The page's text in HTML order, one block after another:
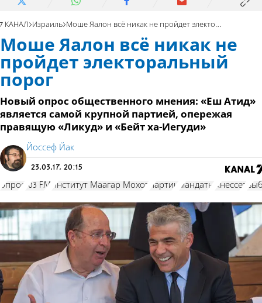
7 КАНАЛ Израиль Моше Яалон всё никак не пройдет электоральный порог
Моше Яалон всё никак не
пройдет электоральный
порог
Новый опрос общественного мнения: «Еш Атид»
является самой крупной партией, опережая
правящую «Ликуд» и «Бейт ха-Иегуди»
Йоссеф Йак
23.03.17, 20:15
опрос 103 FM институт Маагар Мохот партии мандаты Кнессет